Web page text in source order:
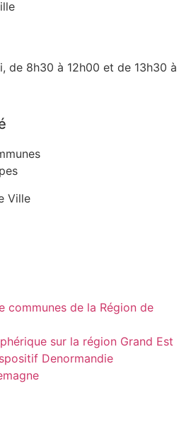
de 8h30 à 12h00 et de 13h30 à
Ville
communes de la Région de
sur la région Grand Est
Denormandie